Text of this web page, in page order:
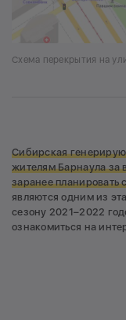
Схема перекрытия на
Сибирская
жителям Барнаула за
заранее планировать
являются одним из
сезону 2021–2022
ознакомиться на